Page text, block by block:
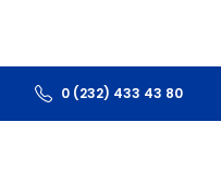
0 (232) 433 43 80